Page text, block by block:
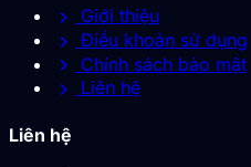
chevron_right Giới thiệu
chevron_right Điều khoản sử dụng
chevron_right Chính sách bảo mật
chevron_right Liên hệ
Liên hệ